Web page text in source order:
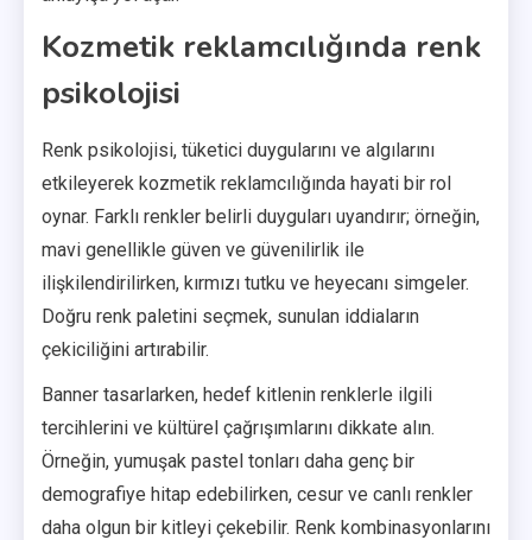
Kozmetik reklamcılığında renk
psikolojisi
Renk psikolojisi, tüketici duygularını ve algılarını
etkileyerek kozmetik reklamcılığında hayati bir rol
oynar. Farklı renkler belirli duyguları uyandırır; örneğin,
mavi genellikle güven ve güvenilirlik ile
ilişkilendirilirken, kırmızı tutku ve heyecanı simgeler.
Doğru renk paletini seçmek, sunulan iddiaların
çekiciliğini artırabilir.
Banner tasarlarken, hedef kitlenin renklerle ilgili
tercihlerini ve kültürel çağrışımlarını dikkate alın.
Örneğin, yumuşak pastel tonları daha genç bir
demografiye hitap edebilirken, cesur ve canlı renkler
daha olgun bir kitleyi çekebilir. Renk kombinasyonlarını